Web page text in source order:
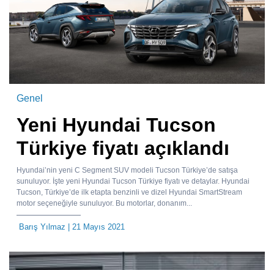
Genel
Yeni Hyundai Tucson
Türkiye fiyatı açıklandı
Hyundai’nin yeni C Segment SUV modeli Tucson Türkiye’de satışa
sunuluyor. İşte yeni Hyundai Tucson Türkiye fiyatı ve detaylar. Hyundai
Tucson, Türkiye’de ilk etapta benzinli ve dizel Hyundai SmartStream
motor seçeneğiyle sunuluyor. Bu motorlar, donanım...
Barış Yılmaz | 21 Mayıs 2021